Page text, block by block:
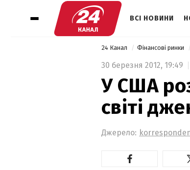
ВСІ НОВИНИ
24 Канал Фінансові ринки
30 березня 2012, 19:49
У США
світі
Джерело: